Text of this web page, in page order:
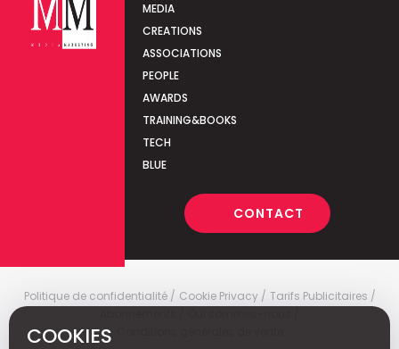
MEDIA
CREATIONS
ASSOCIATIONS
PEOPLE
AWARDS
TRAINING&BOOKS
TECH
BLUE
CONTACT
Politique de confidentialité Cookie Privacy
Tarifs Publicitaires
COOKIES